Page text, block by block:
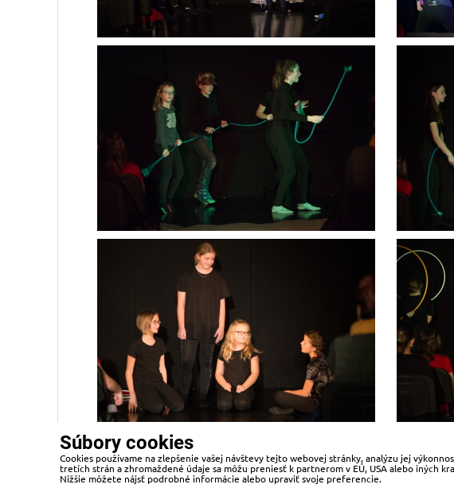
Načítať viac
Súbory cookies
Cookies používame na zlepšenie vašej návštevy tejto webovej stránky, analýzu jej
tretích strán a zhromaždené údaje sa môžu preniesť k partnerom v EÚ, USA alebo iných
Nižšie môžete nájsť podrobné informácie alebo upraviť svoje preferencie.